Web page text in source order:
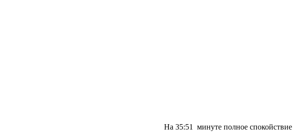
На 35:51 минуте полное спокойствие